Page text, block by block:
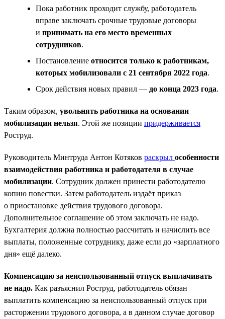
Пока работник проходит службу, работодатель
вправе заключать срочные трудовые договоры
и принимать на его место временных
сотрудников.
Постановление относится только к работникам,
которых мобилизовали с 21 сентября 2022 года.
Срок действия новых правил — до конца 2023 года.
Таким образом, увольнять работника на основании
мобилизации нельзя. Этой же позиции придерживается
Роструд.
Руководитель Минтруда Антон Котяков раскрыл особенности
взаимодействия работника и работодателя в случае
мобилизации. Сотрудник должен принести работодателю
копию повестки. Затем работодатель издаёт приказ
о приостановке действия трудового договора.
Дополнительное соглашение об этом заключать не надо.
Бухгалтерия должна полностью рассчитать и начислить все
выплаты, положенные сотруднику, даже если до «зарплатного
дня» ещё далеко.
Компенсацию за неиспользованный отпуск выплачивать
не надо. Как разъяснил Роструд, работодатель обязан
выплатить компенсацию за неиспользованный отпуск при
расторжении трудового договора, а в данном случае договор